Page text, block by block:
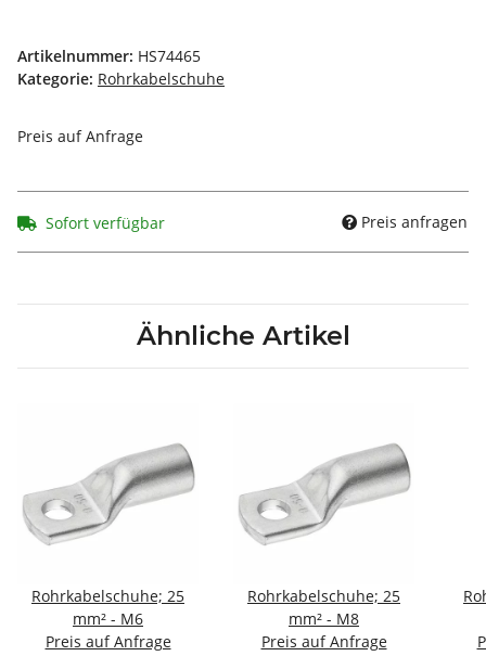
Artikelnummer: HS74465
Kategorie: Rohrkabelschuhe
Preis auf Anfrage
Sofort verfügbar Preis anfragen
Ähnliche Artikel
Rohrkabelschuhe; 25
mm² - M6
Preis auf Anfrage
Rohrkabelschuhe; 25
mm² - M8
Preis auf Anfrage